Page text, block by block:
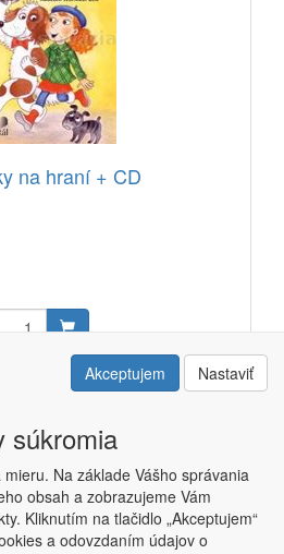
na hraní + CD
14,80 EUR
2015 |Kontakt| Obchodné podmienky
Akceptujem Nastaviť
súkromia
Na základe Vášho správania
obsah a zobrazujeme Vám
Kliknutím na tlačidlo „Akceptujem“
a odovzdaním údajov o